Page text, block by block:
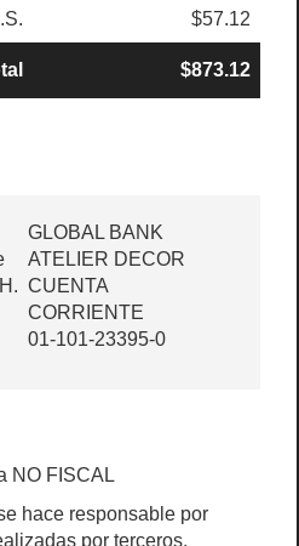
$57.12
$873.12
GLOBAL BANK
ATELIER DECOR
CUENTA
CORRIENTE
01-101-23395-0
NO FISCAL
hace responsable por
por terceros.